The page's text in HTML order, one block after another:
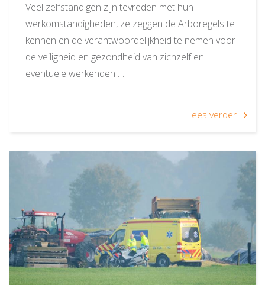
Veel zelfstandigen zijn tevreden met hun
werkomstandigheden, ze zeggen de Arboregels te
kennen en de verantwoordelijkheid te nemen voor
de veiligheid en gezondheid van zichzelf en
eventuele werkenden …
Lees verder